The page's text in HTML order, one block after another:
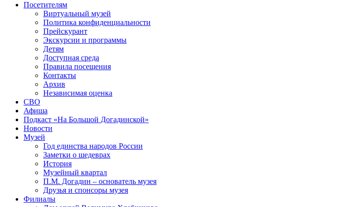
Посетителям
Виртуальный музей
Политика конфиденциальности
Прейскурант
Экскурсии и программы
Детям
Доступная среда
Правила посещения
Контакты
Архив
Независимая оценка
СВО
Афиша
Подкаст «На Большой Догадинской»
Новости
Музей
Год единства народов России
Заметки о шедеврах
История
Музейный квартал
П.М. Догадин – основатель музея
Друзья и спонсоры музея
Филиалы